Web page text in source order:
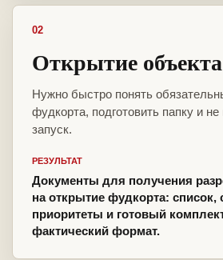
02
Открытие объекта
Нужно быстро понять
фудкорта, подготовить папку и не
запуск.
РЕЗУЛЬТАТ
Документы для получения
на открытие фудкорта: список,
приоритеты и готовый
фактический формат.